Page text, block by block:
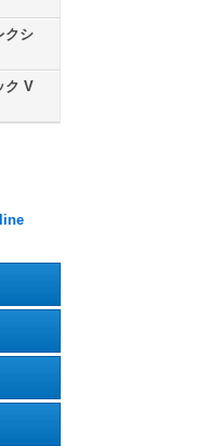
クシ
ク V